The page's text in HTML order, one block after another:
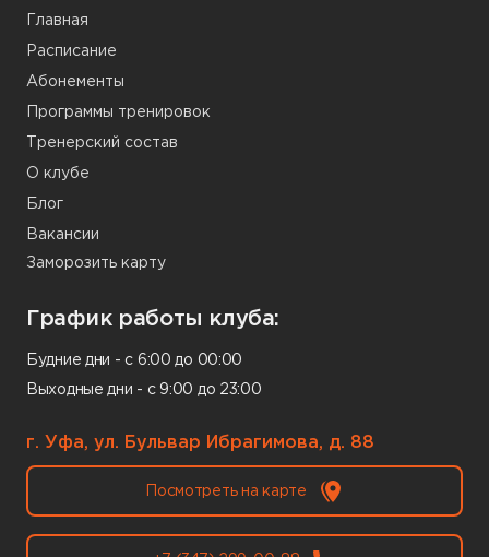
Главная
Расписание
Абонементы
Программы тренировок
Тренерский состав
О клубе
Блог
Вакансии
Заморозить карту
График работы клуба:
Будние дни - с 6:00 до 00:00
Выходные дни - с 9:00 до 23:00
г. Уфа, ул. Бульвар Ибрагимова, д. 88
Посмотреть на карте